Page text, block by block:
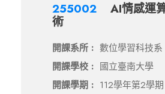
255002
AI情感運
術
開課系所 : 數位學習科技系
開課學校 : 國立臺南大學
開課學期 : 112學年第2學期